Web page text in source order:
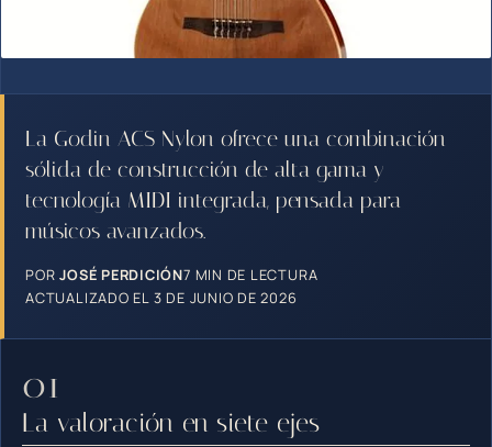
La Godin ACS Nylon ofrece una combinación
sólida de construcción de alta gama y
tecnología MIDI integrada, pensada para
músicos avanzados.
PORJOSÉ PERDICIÓN7 MIN DE LECTURA
ACTUALIZADO EL 3 DE JUNIO DE 2026
La valoración en siete ejes